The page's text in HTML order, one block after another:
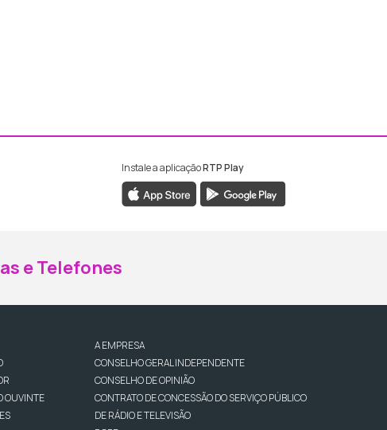
da RTP Madeira
Instagram da RTP Madeira
Instale a aplicaçãoRTP Play
e Telefones
OUVINTE
A EMPRESA
CONSELHO GERAL INDEPENDENTE
CONSELHO DE OPINIÃO
CONTRATO DE CONCESSÃO DO SERVIÇO PÚBLICO
DE RÁDIO E TELEVISÃO